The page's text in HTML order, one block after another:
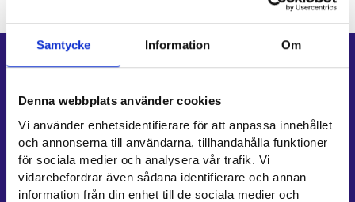
Samtycke Information Om
Denna webbplats använder cookies
Vi använder enhetsidentifierare för att anpassa innehållet
och annonserna till användarna, tillhandahålla funktioner
för sociala medier och analysera vår trafik. Vi
vidarebefordrar även sådana identifierare och annan
information från din enhet till de sociala medier och
Genvägar
E-tjänster
Min karriärstig
Jobbsökningsprofil
Lediga arbetsplatser
Information och aktuellt på andra språk